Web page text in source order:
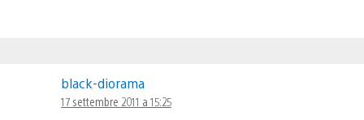
black-diorama
17 settembre 2011 a 15:25